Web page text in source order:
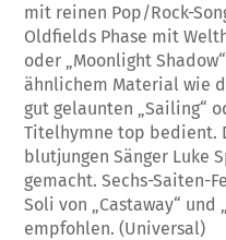
mit reinen Pop/Rock-
Oldfields Phase mit
oder „Moonlight
ähnlichem Material wie
gut gelaunten „Sailing“
Titelhymne top bedient.
blutjungen Sänger Luke
gemacht. Sechs-Saiten-
Soli von „Castaway“ und
empfohlen. (Universal)